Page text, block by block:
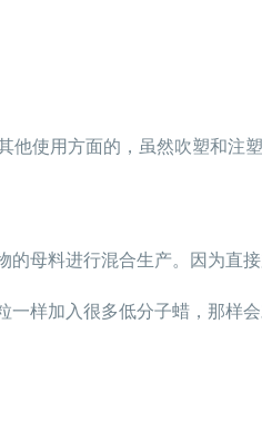
使用方面的，虽然吹塑和注
母料进行混合生产。因为直
样加入很多低分子蜡，那样